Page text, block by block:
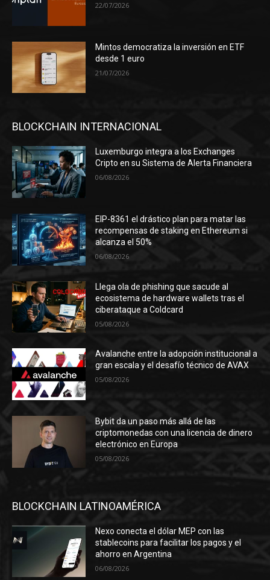
22/07/2026
Mintos democratiza la inversión en ETF
desde 1 euro
21/07/2026
BLOCKCHAIN INTERNACIONAL
Luxemburgo integra a los Exchanges
Cripto en su Sistema de Alerta Financiera
06/08/2026
EIP-8361 el drástico plan para matar las
recompensas de staking en Ethereum si
alcanza el 50%
06/08/2026
Llega ola de phishing que sacude al
ecosistema de hardware wallets tras el
ciberataque a Coldcard
05/08/2026
Avalanche entre la adopción institucional a
gran escala y el desafío técnico de AVAX
05/08/2026
Bybit da un paso más allá de las
criptomonedas con una licencia de dinero
electrónico en Europa
05/08/2026
BLOCKCHAIN LATINOAMÉRICA
Nexo conecta el dólar MEP con las
stablecoins para facilitar los pagos y el
ahorro en Argentina
06/08/2026